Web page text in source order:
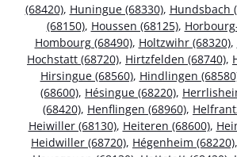
(68420), Huningue (68330), Hundsbach
(68150), Houssen (68125),
Hombourg (68490), Holtzwihr (68320),
Hochstatt (68720), Hirtzfelden (68740),
Hirsingue (68560), Hindlingen
(68600), Hésingue (68220),
(68420), Henflingen (68960),
Heiwiller (68130), Heiteren (68600),
Heidwiller (68720), Hégenheim (68220),